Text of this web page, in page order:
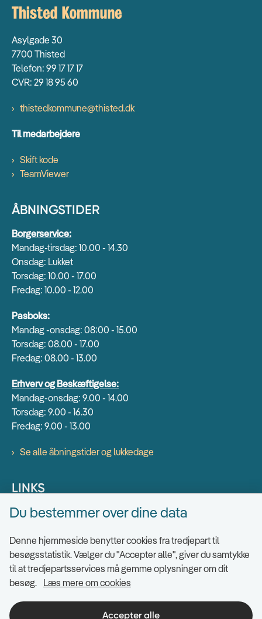
Asylgade 30
7700 Thisted
Telefon: 99 17 17 17
CVR: 29 18 95 60
thistedkommune@thisted.dk
Til medarbejdere
Skift kode
TeamViewer
ÅBNINGSTIDER
Borgerservice:
Mandag-tirsdag: 10.00 - 14.30
Onsdag: Lukket
Torsdag: 10.00 - 17.00
Fredag: 10.00 - 12.00
Pasboks:
Mandag -onsdag: 08:00 - 15.00
Torsdag: 08.00 - 17.00
Fredag: 08.00 - 13.00
Erhverv og Beskæftigelse:
Mandag-onsdag: 9.00 - 14.00
Torsdag: 9.00 - 16.30
Fredag: 9.00 - 13.00
Se alle åbningstider og lukkedage
LINKS
Find EAN numre
Tilgængelighedserklæring
Cookies
Ris og ros til hjemmesiden
Du bestemmer over dine data
Denne hjemmeside benytter cookies fra tredjepart til
besøgsstatistik. Vælger du "Accepter alle", giver du samtykke
til at tredjepartsservices må gemme oplysninger om dit
besøg. Læs mere om cookies
Accepter alle